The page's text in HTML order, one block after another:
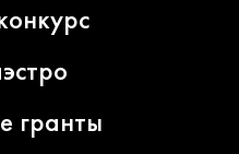
гранты